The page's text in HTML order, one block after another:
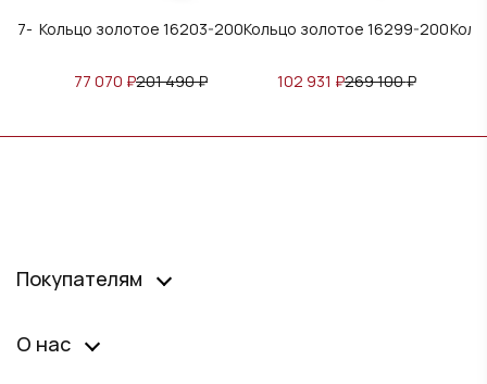
Кольцо золотое 16203-200
77 070 ₽201 490₽
Кольцо золотое 16299-200
102 931 ₽269 100₽
Покупателям
О нас